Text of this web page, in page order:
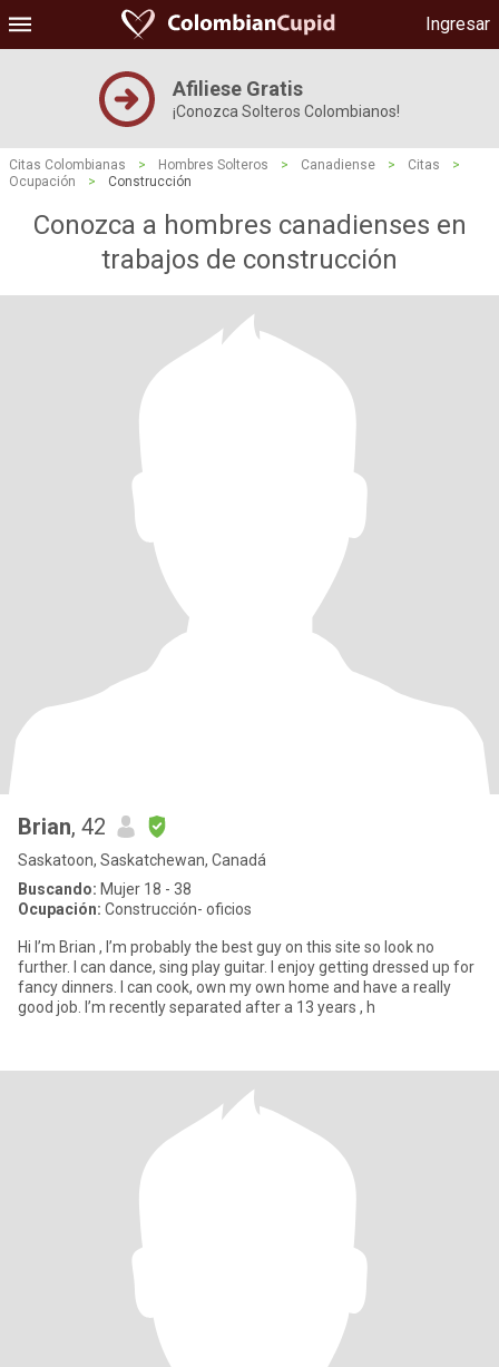
Ingresar
Afiliese Gratis
¡Conozca Solteros Colombianos!
Citas Colombianas > Hombres Solteros > Canadiense > Citas
>
Ocupación
> Construcción
Conozca a hombres canadienses en
trabajos de construcción
Brian, 42
Saskatoon, Saskatchewan, Canadá
Buscando: Mujer 18 - 38
Ocupación: Construcción- oficios
Hi I’m Brian , I’m probably the best guy on this site so look no
further. I can dance, sing play guitar. I enjoy getting dressed up for
fancy dinners. I can cook, own my own home and have a really
good job. I’m recently separated after a 13 years , h